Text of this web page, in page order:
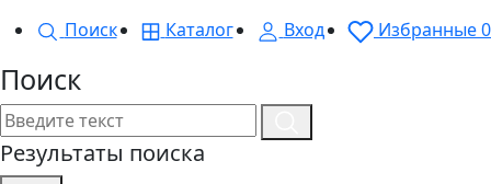
Поиск
Каталог Вход Избранные0
Поиск
Результаты поиска